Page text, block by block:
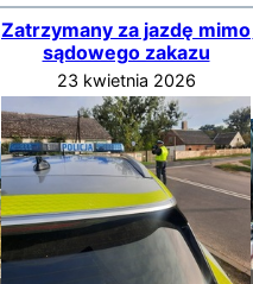
Zatrzymany za jazdę mimo
sądowego zakazu
23 kwietnia 2026